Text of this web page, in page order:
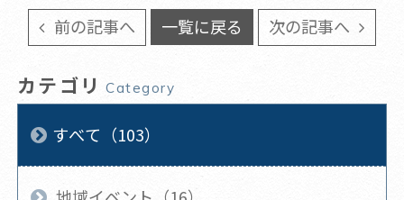
前の記事へ 一覧に戻る 次の記事へ
カテゴリ Category
すべて（103）